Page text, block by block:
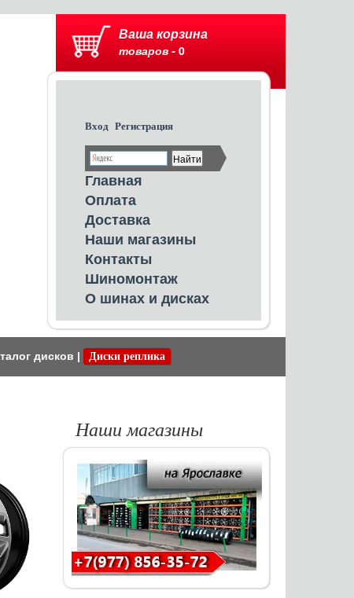
Ваша корзина
товаров - 0
Вход Регистрация
Главная
Оплата
Доставка
Наши магазины
Контакты
Шиномонтаж
О шинах и дисках
дисков | Диски реплика
Наши магазины